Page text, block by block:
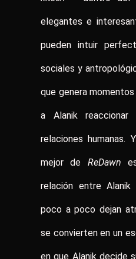
elegantes e
pueden intuir
sociales y
que genera
a Alanik
relaciones
mejor de ReDawn
relación entre
poco a poco dejan
se convierten en un
en que Alanik decide